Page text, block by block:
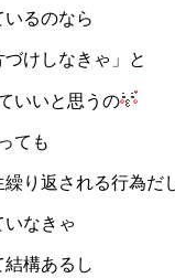
いるのなら
けしなきゃ」と
いいと思うの
ても
り返される行為だ
いなきゃ
結構あるし